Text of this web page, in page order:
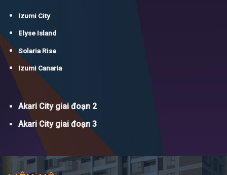
Izumi City
Elyse Island
Solaria Rise
Izumi Canaria
Akari City giai đoạn 2
Akari City giai đoạn 3